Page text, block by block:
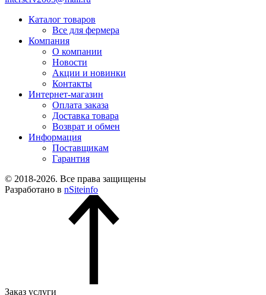
Каталог товаров
Все для фермера
Компания
О компании
Новости
Акции и новинки
Контакты
Интернет-магазин
Оплата заказа
Доставка товара
Возврат и обмен
Информация
Поставщикам
Гарантия
© 2018-2026. Все права защищены
Разработано в nSiteinfo
Заказ услуги